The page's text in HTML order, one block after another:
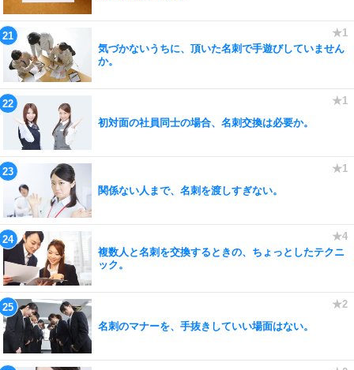
気づかないうちに、頂いた名刺で手遊びしていません
か。
初対面の社員同士の場合、名刺交換は必要か。
関係ない人まで、名刺を渡しすぎない。
複数人と名刺を交換するときの、ちょっとしたテクニ
ック。
名刺のマナーを、手抜きしていい場面はない。